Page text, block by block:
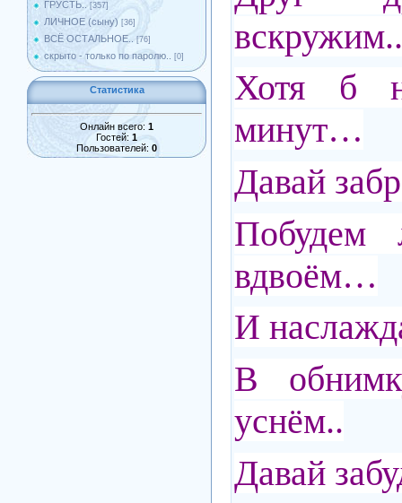
ГРУСТЬ.. [357]
ЛИЧНОЕ (сыну) [36]
ВСЁ ОСТАЛЬНОЕ.. [76]
скрыто - только по паролю.. [0]
Статистика
Онлайн всего: 1
Гостей: 1
Пользователей: 0
вскружим..
Хотя б
минут…
Давай
Побудем
вдвоём…
И
В
уснём..
Давай